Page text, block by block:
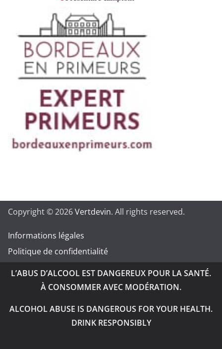
Copyright © 2026Vertdevin. All rights reserved.
Informations légales
Politique de confidentialité
L’ABUS D’ALCOOL EST DANGEREUX POUR LA SANTÉ.
À CONSOMMER AVEC MODÉRATION.
ALCOHOL ABUSE IS DANGEROUS FOR YOUR HEALTH.
DRINK RESPONSIBLY